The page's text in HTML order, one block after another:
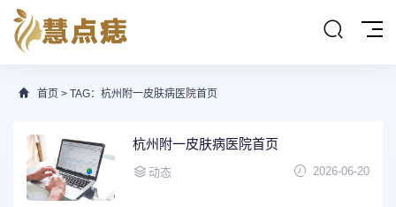
首页 > TAG：杭州附一皮肤病医院首页
杭州附一皮肤病医院首页
动态 2026-06-20